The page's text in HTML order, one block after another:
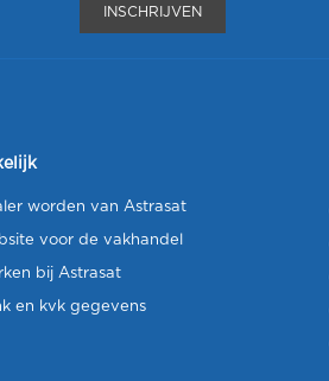
INSCHRIJVEN
worden van Astrasat
voor de vakhandel
bij Astrasat
en kvk gegevens